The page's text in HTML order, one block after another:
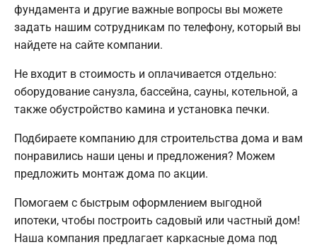
фундамента и другие важные вопросы вы можете
задать нашим сотрудникам по телефону, который вы
найдете на сайте компании.
Не входит в стоимость и оплачивается отдельно:
оборудование санузла, бассейна, сауны, котельной, а
также обустройство камина и установка печки.
Подбираете компанию для строительства дома и вам
понравились наши цены и предложения? Можем
предложить монтаж дома по акции.
Помогаем с быстрым оформлением выгодной
ипотеки, чтобы построить садовый или частный дом!
Наша компания предлагает каркасные дома под